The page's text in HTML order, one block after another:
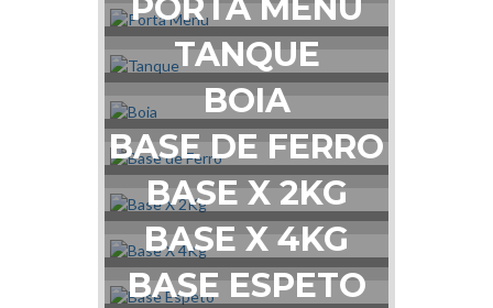
PORTA MENU
TANQUE
BOIA
BASE DE FERRO
BASE X 2KG
BASE X 4KG
BASE ESPETO